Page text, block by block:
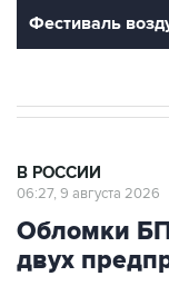
Обломки
двух
Москва. 9